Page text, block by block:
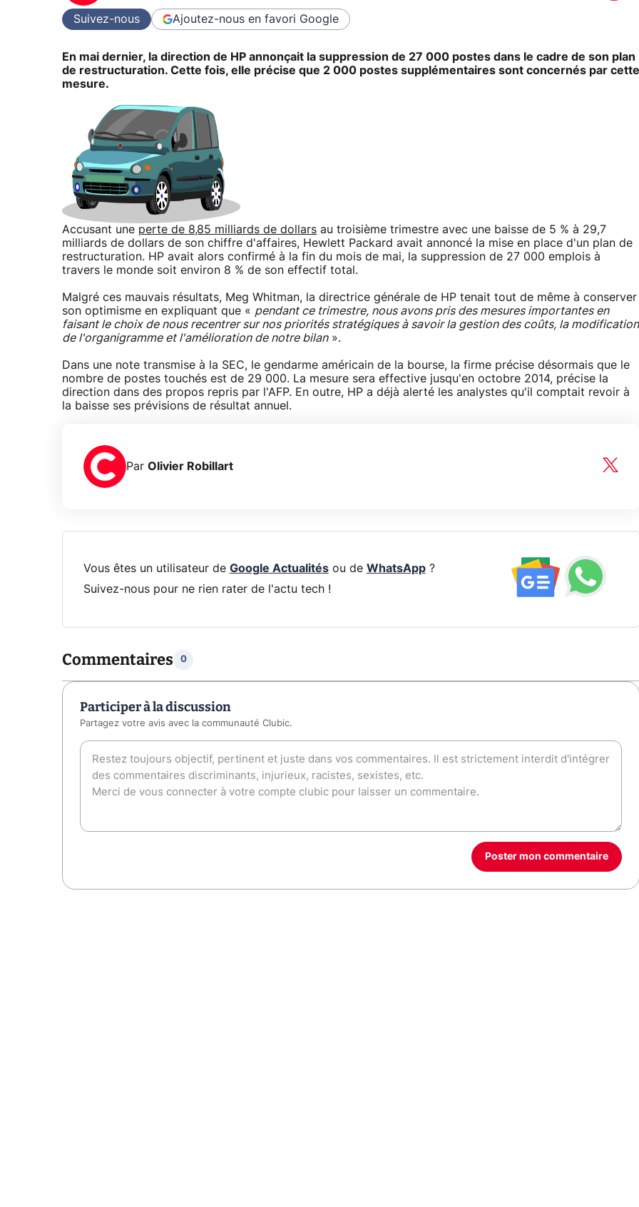
Suivez-nous Ajoutez-nous en favori Google
En mai dernier, la direction de HP annonçait la suppression de 27 000 postes dans le cadre de son plan
de restructuration. Cette fois, elle précise que 2 000 postes supplémentaires sont concernés par cette
mesure.
Accusant une perte de 8,85 milliards de dollars au troisième trimestre avec une baisse de 5 % à 29,7
milliards de dollars de son chiffre d'affaires, Hewlett Packard avait annoncé la mise en place d'un plan de
restructuration. HP avait alors confirmé à la fin du mois de mai, la suppression de 27 000 emplois à
travers le monde soit environ 8 % de son effectif total.
Malgré ces mauvais résultats, Meg Whitman, la directrice générale de HP tenait tout de même à conserver
son optimisme en expliquant que « pendant ce trimestre, nous avons pris des mesures importantes en
faisant le choix de nous recentrer sur nos priorités stratégiques à savoir la gestion des coûts, la modification
de l'organigramme et l'amélioration de notre bilan».
Dans une note transmise à la SEC, le gendarme américain de la bourse, la firme précise désormais que le
nombre de postes touchés est de 29 000. La mesure sera effective jusqu'en octobre 2014, précise la
direction dans des propos repris par l'AFP. En outre, HP a déjà alerté les analystes qu'il comptait revoir à
la baisse ses prévisions de résultat annuel.
Par Olivier Robillart
Vous êtes un utilisateur de Google Actualitésou de WhatsApp?
Suivez-nous pour ne rien rater de l'actu tech !
Commentaires 0
Participer à la discussion
Partagez votre avis avec la communauté Clubic.
Poster mon commentaire